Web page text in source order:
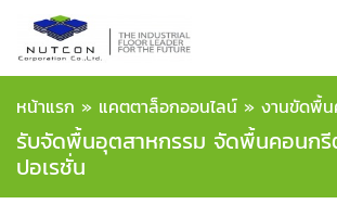
หน้าแรก » แคตตาล็อกออนไลน์ » งานขัดพื้
รับจัดพื้นอุตสาหกรรม จัดพื้นคอนก
ปอเรชั่น